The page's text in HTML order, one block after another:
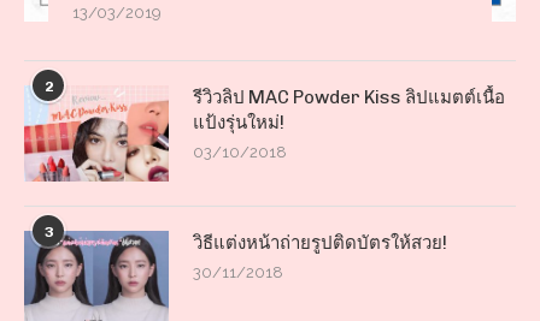
13/03/2019
2
รีวิวลิป MAC Powder Kiss ลิปแมตต์เนื้อ
แป้งรุ่นใหม่!
03/10/2018
3 วิธีแต่งหน้าถ่ายรูปติดบัตรให้สวย!
30/11/2018